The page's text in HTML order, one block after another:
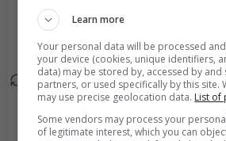
76'
Frida Maanum esce, al
suo posto Stina
Blackstenius.
Learn more
Your personal data will be processed
your device (cookies, unique identifiers,
data) may be stored by, accessed by and
partners, or used specifically by this site.
may use precise geolocation data. List of
Some vendors may process your
of legitimate interest, which you can